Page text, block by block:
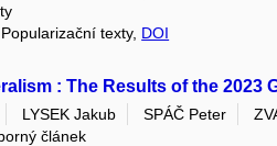
texty, DOI
: The Results of the 2023
LYSEK Jakub SPÁČ Peter
článek